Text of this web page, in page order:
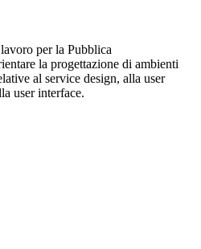
per la Pubblica
la progettazione di ambienti
al service design, alla user
user interface.